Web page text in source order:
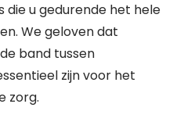
u gedurende het hele
We geloven dat
band tussen
zijn voor het
zorg.